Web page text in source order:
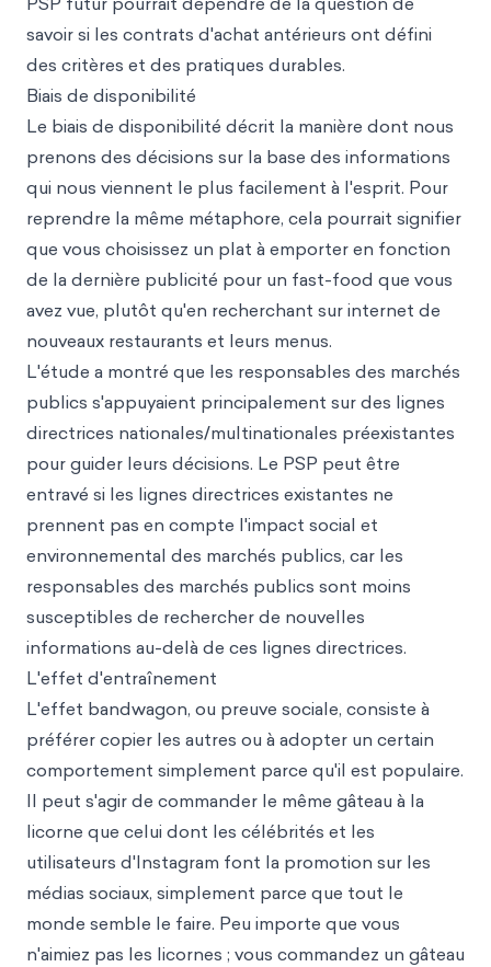
savoir si les contrats d'achat antérieurs ont défini
des critères et des pratiques durables.
Biais de disponibilité
Le biais de disponibilité décrit la manière dont nous
prenons des décisions sur la base des informations
qui nous viennent le plus facilement à l'esprit. Pour
reprendre la même métaphore, cela pourrait signifier
que vous choisissez un plat à emporter en fonction
de la dernière publicité pour un fast-food que vous
avez vue, plutôt qu'en recherchant sur internet de
nouveaux restaurants et leurs menus.
L'étude a montré que les responsables des marchés
publics s'appuyaient principalement sur des lignes
directrices nationales/multinationales préexistantes
pour guider leurs décisions. Le PSP peut être
entravé si les lignes directrices existantes ne
prennent pas en compte l'impact social et
environnemental des marchés publics, car les
responsables des marchés publics sont moins
susceptibles de rechercher de nouvelles
informations au-delà de ces lignes directrices.
L'effet d'entraînement
L'effet bandwagon, ou preuve sociale, consiste à
préférer copier les autres ou à adopter un certain
comportement simplement parce qu'il est populaire.
Il peut s'agir de commander le même gâteau à la
licorne que celui dont les célébrités et les
utilisateurs d'Instagram font la promotion sur les
médias sociaux, simplement parce que tout le
monde semble le faire. Peu importe que vous
n'aimiez pas les licornes ; vous commandez un gâteau